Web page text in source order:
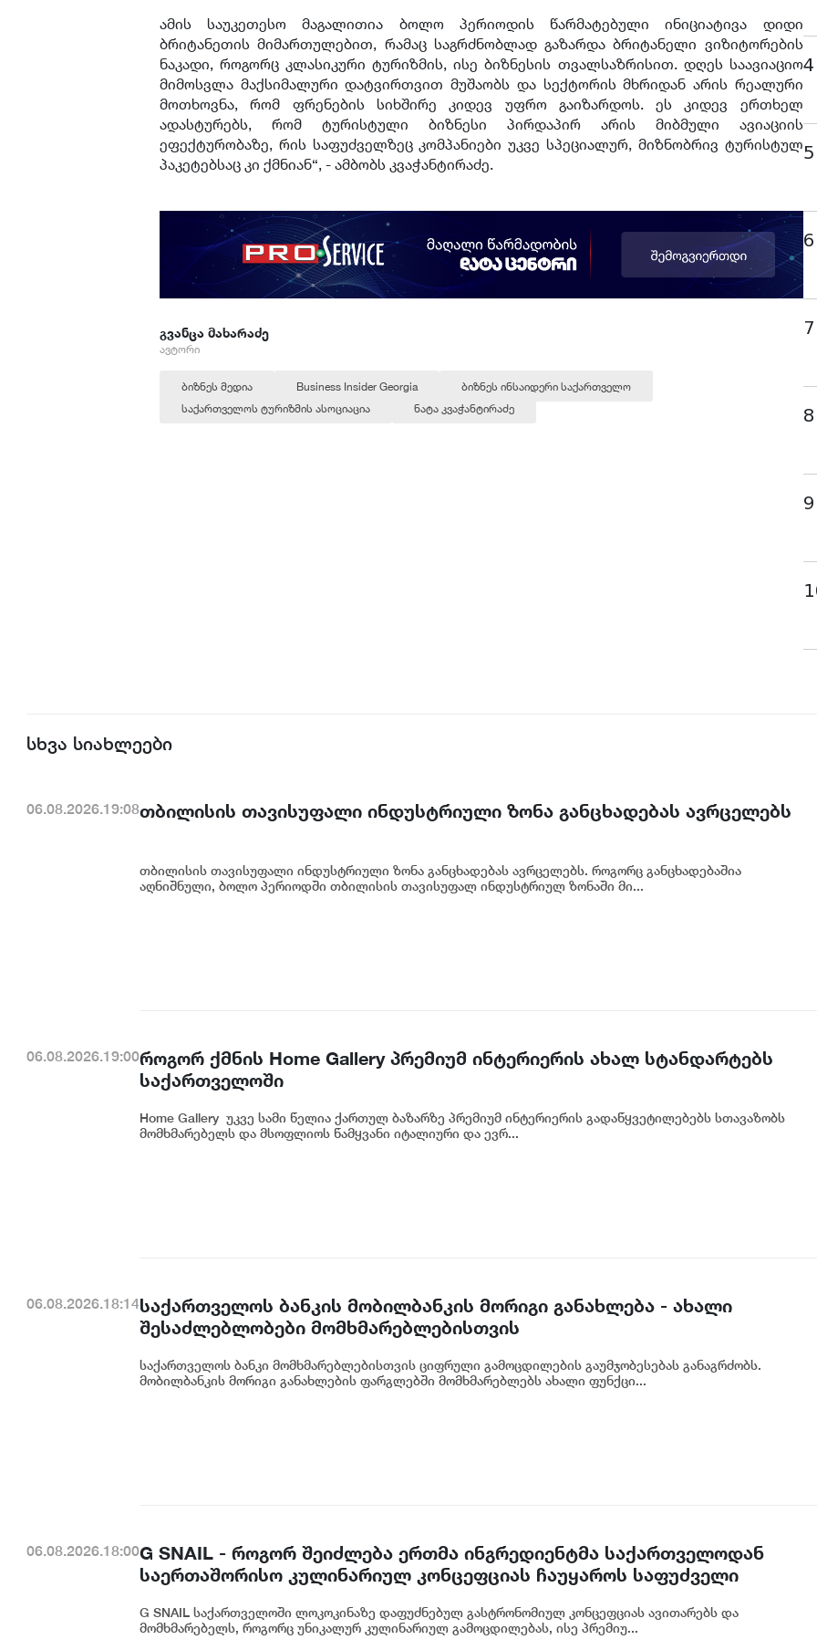
ამის საუკეთესო მაგალითია ბოლო პერიოდის წარმატებული ინიციატივა დიდი
ბრიტანეთის მიმართულებით, რამაც საგრძნობლად გაზარდა ბრიტანელი ვიზიტორების
ნაკადი, როგორც კლასიკური ტურიზმის, ისე ბიზნესის თვალსაზრისით. დღეს საავიაციო
მიმოსვლა მაქსიმალური დატვირთვით მუშაობს და სექტორის მხრიდან არის რეალური
მოთხოვნა, რომ ფრენების სიხშირე კიდევ უფრო გაიზარდოს. ეს კიდევ ერთხელ
ადასტურებს, რომ ტურისტული ბიზნესი პირდაპირ არის მიბმული ავიაციის
ეფექტურობაზე, რის საფუძველზეც კომპანიები უკვე სპეციალურ, მიზნობრივ ტურისტულ
პაკეტებსაც კი ქმნიან“, - ამბობს კვაჭანტირაძე.
გვანცა მახარაძე
ავტორი
ბიზნეს მედია Business Insider Georgia
ბიზნეს ინსაიდერი საქართველო
საქართველოს ტურიზმის ასოციაცია
ნატა კვაჭანტირაძე
4
5
6
7
8
9
სხვა სიახლეები
06.08.2026.19:08თბილისის თავისუფალი ინდუსტრიული ზონა განცხადებას ავრცელებს
თბილისის თავისუფალი ინდუსტრიული ზონა განცხადებას ავრცელებს. როგორც განცხადებაშია
აღნიშნული, ბოლო პერიოდში თბილისის თავისუფალ ინდუსტრიულ ზონაში მი...
06.08.2026.19:00როგორ ქმნის Home Gallery პრემიუმ ინტერიერის ახალ სტანდარტებს
საქართველოში
Home Gallery უკვე სამი წელია ქართულ ბაზარზე პრემიუმ ინტერიერის გადაწყვეტილებებს სთავაზობს
მომხმარებელს და მსოფლიოს წამყვანი იტალიური და ევრ...
06.08.2026.18:14საქართველოს ბანკის მობილბანკის მორიგი განახლება - ახალი
შესაძლებლობები მომხმარებლებისთვის
საქართველოს ბანკი მომხმარებლებისთვის ციფრული გამოცდილების გაუმჯობესებას განაგრძობს.
მობილბანკის მორიგი განახლების ფარგლებში მომხმარებლებს ახალი ფუნქცი...
06.08.2026.18:00G SNAIL - როგორ შეიძლება ერთმა ინგრედიენტმა საქართველოდან
საერთაშორისო კულინარიულ კონცეფციას ჩაუყაროს საფუძველი
G SNAIL საქართველოში ლოკოკინაზე დაფუძნებულ გასტრონომიულ კონცეფციას ავითარებს და
მომხმარებელს, როგორც უნიკალურ კულინარიულ გამოცდილებას, ისე პრემიუ...